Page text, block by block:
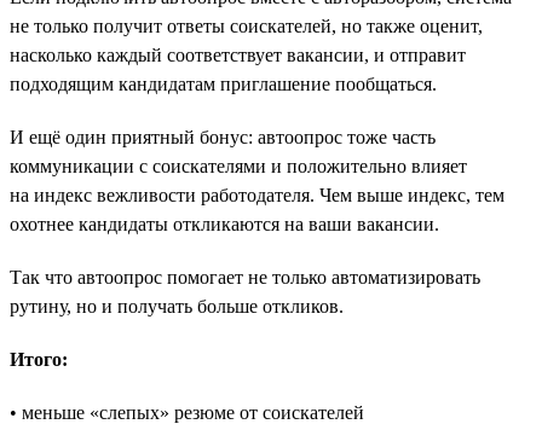
не только получит ответы соискателей, но также оценит,
насколько каждый соответствует вакансии, и отправит
подходящим кандидатам приглашение пообщаться.
И ещё один приятный бонус: автоопрос тоже часть
коммуникации с соискателями и положительно влияет
на индекс вежливости работодателя. Чем выше индекс, тем
охотнее кандидаты откликаются на ваши вакансии.
Так что автоопрос помогает не только автоматизировать
рутину, но и получать больше откликов.
Итого:
• меньше «слепых» резюме от соискателей